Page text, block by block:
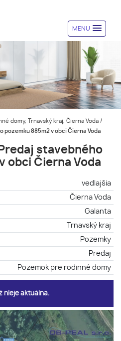
MENU
domy, Trnavský kraj, Čierna Voda /
pozemku 885m2 v obci Čierna Voda
Predaj stavebného
obci Čierna Voda
vedlajšia
Čierna Voda
Galanta
Trnavský kraj
Pozemky
Predaj
Pozemok pre rodinné domy
nieje aktuálna.